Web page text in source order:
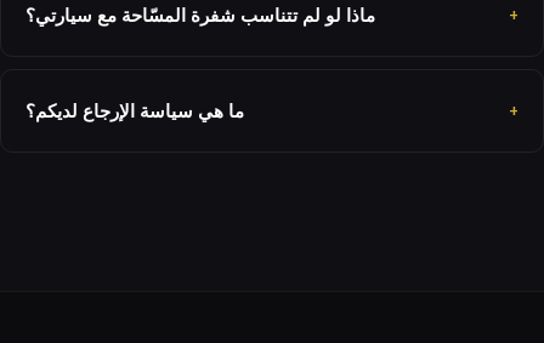
ماذا لو لم تتناسب شفرة المسّاحة مع سيارتي؟
ما هي سياسة الإرجاع لديكم؟